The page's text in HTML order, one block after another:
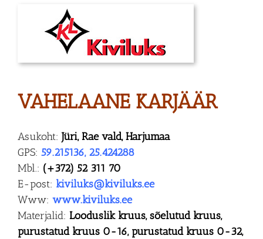
VAHELAANE KARJÄÄR
Asukoht: Jüri, Rae vald, Harjumaa
GPS: 59.215136, 25.424288
Mbl.: (+372) 52 311 70
E-post: kiviluks@kiviluks.ee
Www: www.kiviluks.ee
Materjalid: Looduslik kruus, sõelutud kruus,
purustatud kruus 0-16, purustatud kruus 0-32,